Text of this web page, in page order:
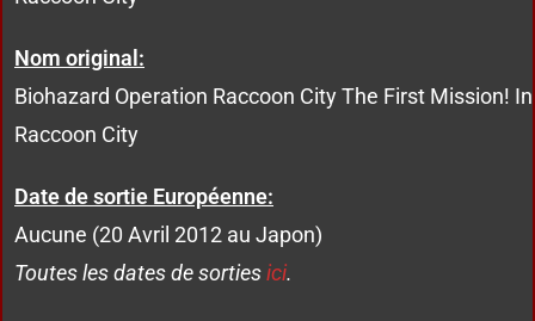
Nom original:
Biohazard Operation Raccoon City The First Mission! In
Raccoon City
Date de sortie Européenne:
Aucune (20 Avril 2012 au Japon)
Toutes les dates de sortiesici.